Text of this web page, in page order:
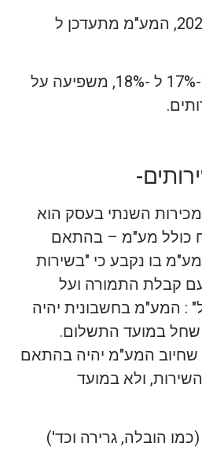
החל מיום 1 לינואר 2025, המע"מ מתעדכן ל
עליית אחוז המע"מ מ-17% ל -18%, משפיעה על
השנתי בעסק הוא
ש"ח כולל מע"מ – בהתאם
לחוק מע"מ בו נקבע כי "בשירות
קבלת התמורה ועל
: המע"מ בחשבונית יהיה
במועד התשלום.
שחיוב המע"מ יהיה בהתאם
ולא במועד
הובלה, גרירה וכד')